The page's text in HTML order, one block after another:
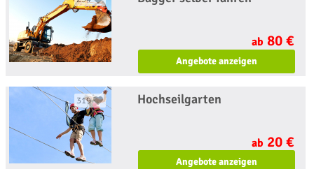
ab 80 €
Angebote anzeigen
319 Hochseilgarten
ab 20 €
Angebote anzeigen